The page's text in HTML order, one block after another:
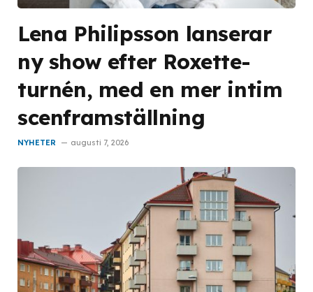
Lena Philipsson lanserar
ny show efter Roxette-
turnén, med en mer intim
scenframställning
NYHETER augusti 7, 2026